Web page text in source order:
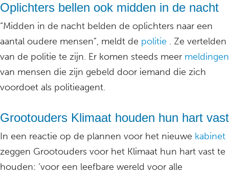
Oplichters bellen ook midden in de nacht
“Midden in de nacht belden de oplichters naar een
aantal oudere mensen”, meldt de politie . Ze vertelden
van de politie te zijn. Er komen steeds meer meldingen
van mensen die zijn gebeld door iemand die zich
voordoet als politieagent.
Grootouders Klimaat houden hun hart vast
In een reactie op de plannen voor het nieuwe kabinet
zeggen Grootouders voor het Klimaat hun hart vast te
houden: ‘voor een leefbare wereld voor alle